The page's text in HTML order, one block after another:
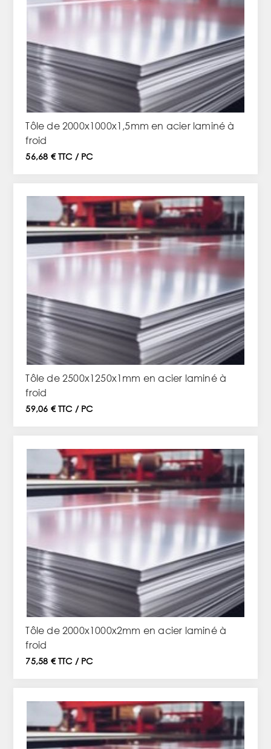
Tôle de 2000x1000x1,5mm en acier laminé à
froid
56,68 € TTC / PC
Tôle de 2500x1250x1mm en acier laminé à
froid
59,06 € TTC / PC
Tôle de 2000x1000x2mm en acier laminé à
froid
75,58 € TTC / PC